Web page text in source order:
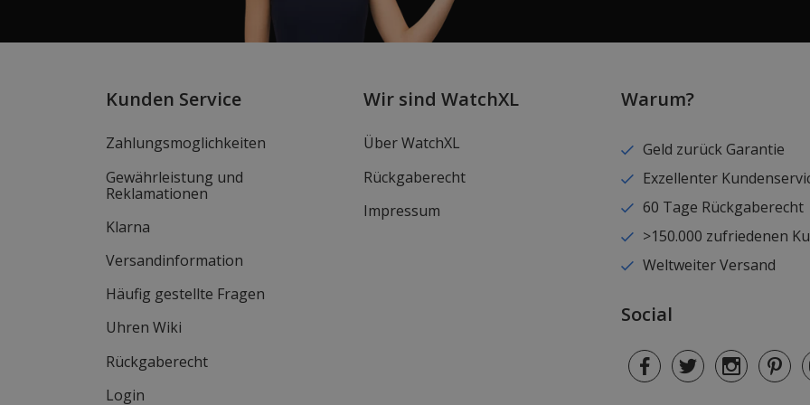
Kunden Service
Zahlungsmoglichkeiten
Gewährleistung und
Reklamationen
Klarna
Versandinformation
Häufig gestellte Fragen
Uhren Wiki
Rückgaberecht
Login
Wir sind WatchXL
Über WatchXL
Rückgaberecht
Impressum
Warum?
Geld zurück Garantie
Exzellenter
60 Tage Rückgaberecht
>150.000 zufriedenen
Weltweiter Versand
Social